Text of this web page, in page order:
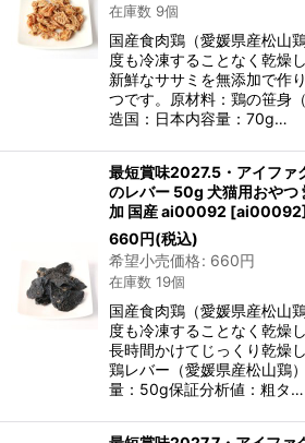
在庫数 9個
国産食肉鶏（愛媛県産松山
度も冷凍することなく乾燥
新鮮なササミを無添加で作
つです。原材料：鶏の笹身
造国：日本内容量：70g…
最短賞味2027.5・アイファ
のレバー 50g 犬猫用おやつ
加 国産 ai00092 [ai00092
660円(税込)
希望小売価格: 660円
在庫数 19個
国産食肉鶏（愛媛県産松山
度も冷凍することなく乾燥
長時間かけてじっくり乾燥
鶏レバー（愛媛県産松山鶏
量：50g保証分析値：粗タ…